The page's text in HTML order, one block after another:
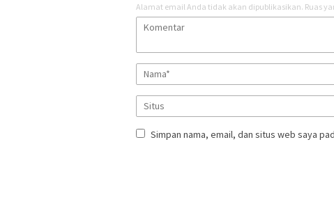
Alamat email Anda tidak akan dipublikasikan. Ruas
Simpan nama, email, dan situs web saya